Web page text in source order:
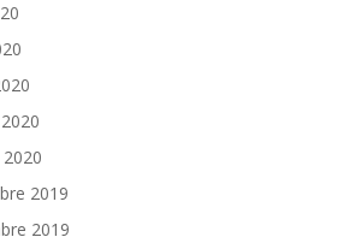
2019
2019